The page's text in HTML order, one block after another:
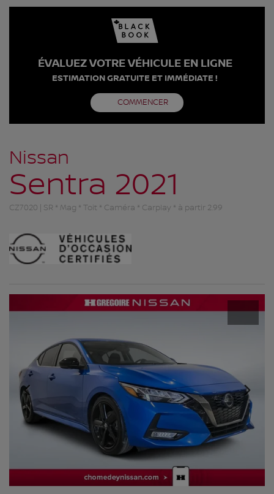
ÉVALUEZ VOTRE VÉHICULE EN LIGNE
ESTIMATION GRATUITE ET IMMÉDIATE !
COMMENCER
Nissan
Sentra 2021
CZ7020 | SR * Mag * Toit * Caméra * Carplay * à partir 2.99